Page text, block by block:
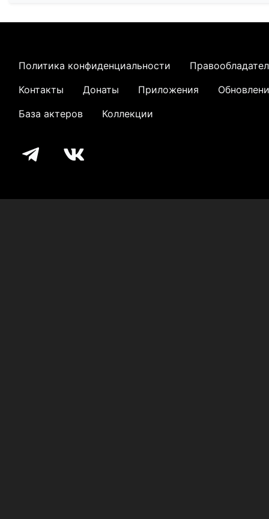
Политика конфиденциальности
Контакты
Донаты Приложения
База актеров
Коллекции